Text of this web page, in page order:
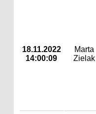
18.11.2022
14:00:09
Marta
Zielak